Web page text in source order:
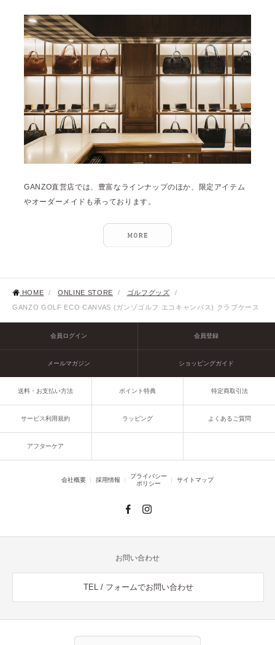
GANZO直営店では、豊富なラインナップのほか、限定アイテム
やオーダーメイドも承っております。
HOME / ONLINE STORE / ゴルフグッズ
/
GANZO GOLF ECO CANVAS (ガンゾゴルフ エコキャンバス) クラブケース
会員ログイン 会員登録
メールマガジン ショッピングガイド
送料・お支払い方法 ポイント特典 特定商取引法
サービス利用規約 ラッピング よくあるご質問
アフターケア
会社概要 採用情報
プライバシー
ポリシー
サイトマップ
お問い合わせ
TEL / フォームでお問い合わせ